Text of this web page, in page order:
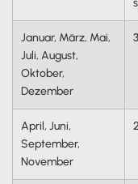
Januar, März, Mai,
Juli, August,
Oktober,
Dezember
April, Juni,
September,
November